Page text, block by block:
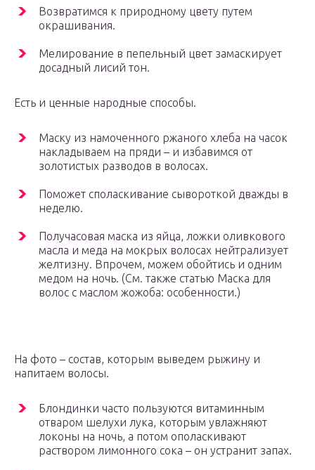
Возвратимся к природному цвету путем
окрашивания.
Мелирование в пепельный цвет замаскирует
досадный лисий тон.
Есть и ценные народные способы.
Маску из намоченного ржаного хлеба на часок
накладываем на пряди – и избавимся от
золотистых разводов в волосах.
Поможет споласкивание сывороткой дважды в
неделю.
Получасовая маска из яйца, ложки оливкового
масла и меда на мокрых волосах нейтрализует
желтизну. Впрочем, можем обойтись и одним
медом на ночь. (См. также статью Маска для
волос с маслом жожоба: особенности.)
На фото – состав, которым выведем рыжину и
напитаем волосы.
Блондинки часто пользуются витаминным
отваром шелухи лука, которым увлажняют
локоны на ночь, а потом ополаскивают
раствором лимонного сока – он устранит запах.